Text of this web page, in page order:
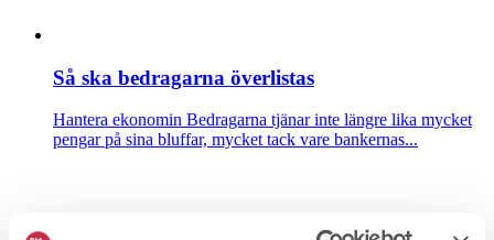
Så ska bedragarna överlistas
Hantera ekonomin Bedragarna tjänar inte längre lika mycket
pengar på sina bluffar, mycket tack vare bankernas...